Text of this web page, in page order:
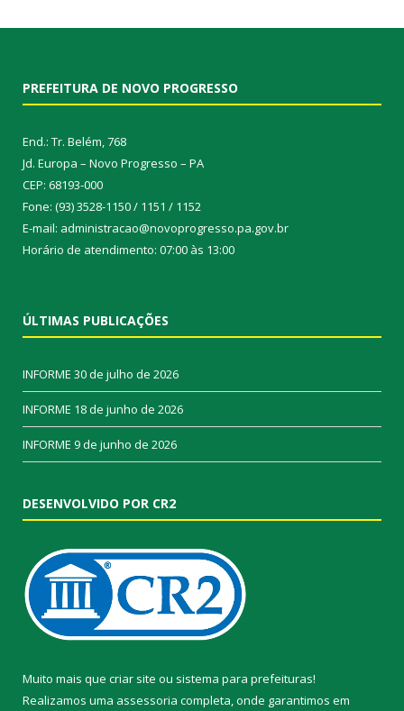
PREFEITURA DE NOVO PROGRESSO
End.: Tr. Belém, 768
Jd. Europa – Novo Progresso – PA
CEP: 68193-000
Fone: (93) 3528-1150 / 1151 / 1152
E-mail: administracao@novoprogresso.pa.gov.br
Horário de atendimento: 07:00 às 13:00
ÚLTIMAS PUBLICAÇÕES
INFORME 30 de julho de 2026
INFORME 18 de junho de 2026
INFORME 9 de junho de 2026
DESENVOLVIDO POR CR2
Muito mais que criar site ou sistema para prefeituras!
Realizamos uma assessoria completa, onde garantimos em